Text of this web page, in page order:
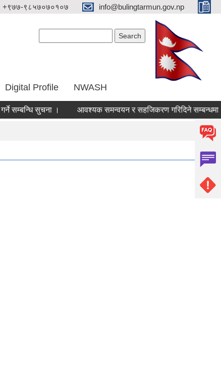
‌+९७७-९८५७०७०१०७ info@bulingtarmun.gov.np
Digital Profile NWASH
सुचना । आवश्यक समन्वयन र सहजिकरण गरिदिने सम्बन्धमा ।